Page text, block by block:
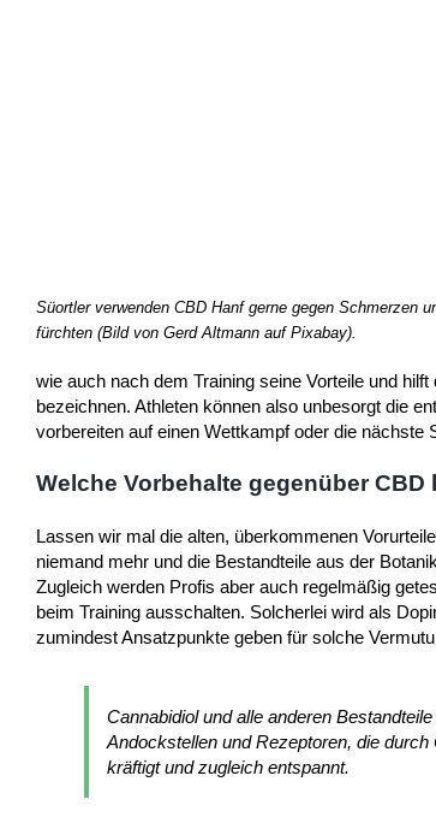
Süortler verwenden CBD Hanf gerne gegen Schmerzen
fürchten (Bild von Gerd Altmann auf Pixabay).
wie auch nach dem Training seine Vorteile und
bezeichnen. Athleten können also unbesorgt die
vorbereiten auf einen Wettkampf oder die nächste
Welche Vorbehalte gegenüber
Lassen wir mal die alten, überkommenen
niemand mehr und die Bestandteile aus der
Zugleich werden Profis aber auch regelmäßig
beim Training ausschalten. Solcherlei wird als
zumindest Ansatzpunkte geben für solche
Cannabidiol und alle anderen
Andockstellen und Rezeptoren, die
kräftigt und zugleich entspannt.